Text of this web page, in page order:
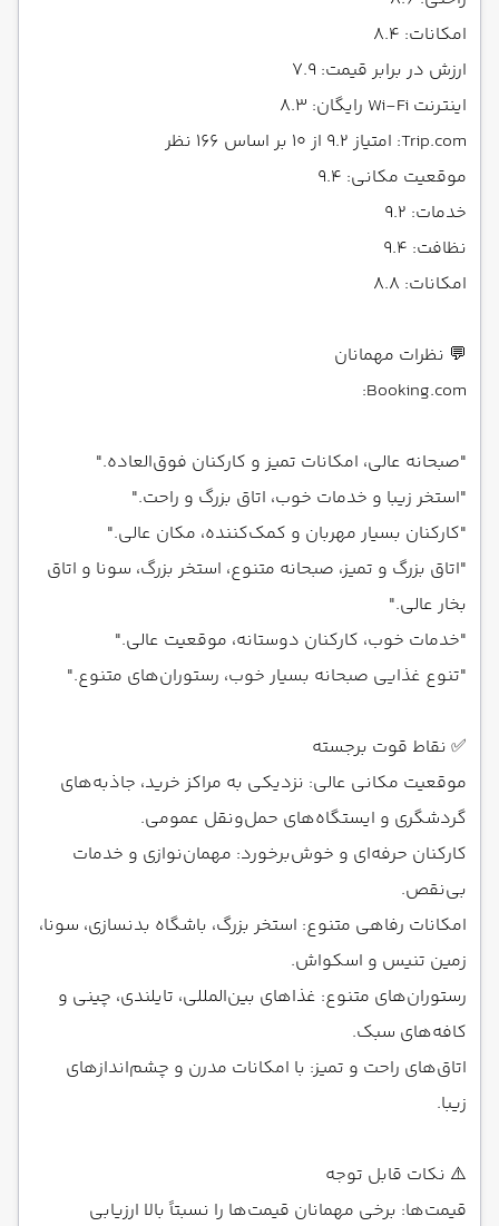
امکانات: 8.4
ارزش در برابر قیمت: 7.9
اینترنت Wi-Fi رایگان: 8.3
Trip.com: امتیاز 9.2 از 10 بر اساس 166 نظر
موقعیت مکانی: 9.4
خدمات: 9.2
نظافت: 9.4
امکانات: 8.8
💬 نظرات مهمانان
Booking.com:
"صبحانه عالی، امکانات تمیز و کارکنان فوق‌العاده."
"استخر زیبا و خدمات خوب، اتاق بزرگ و راحت."
"کارکنان بسیار مهربان و کمک‌کننده، مکان عالی."
"اتاق بزرگ و تمیز، صبحانه متنوع، استخر بزرگ، سونا و اتاق
بخار عالی."
"خدمات خوب، کارکنان دوستانه، موقعیت عالی."
"تنوع غذایی صبحانه بسیار خوب، رستوران‌های متنوع."
✅ نقاط قوت برجسته
موقعیت مکانی عالی: نزدیکی به مراکز خرید، جاذبه‌های
گردشگری و ایستگاه‌های حمل‌ونقل عمومی.
کارکنان حرفه‌ای و خوش‌برخورد: مهمان‌نوازی و خدمات
بی‌نقص.
امکانات رفاهی متنوع: استخر بزرگ، باشگاه بدنسازی، سونا،
زمین تنیس و اسکواش.
رستوران‌های متنوع: غذاهای بین‌المللی، تایلندی، چینی و
کافه‌های سبک.
اتاق‌های راحت و تمیز: با امکانات مدرن و چشم‌اندازهای
زیبا.
⚠️ نکات قابل توجه
قیمت‌ها: برخی مهمانان قیمت‌ها را نسبتاً بالا ارزیابی